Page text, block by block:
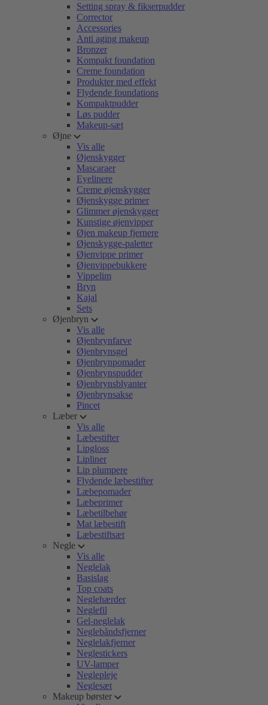
Setting spray & fikserpudder
Corrector
Accessories
Anti aging makeup
Bronzer
Kompakt foundation
Creme foundation
Produkter med effekt
Flydende foundations
Kompaktpudder
Løs pudder
Makeup-sæt
Øjne
Vis alle
Øjenskygger
Mascaraer
Eyelinere
Creme øjenskygger
Øjenskygge primer
Glimmer øjenskygger
Kunstige øjenvipper
Øjen makeup fjernere
Øjenskygge-paletter
Øjenvippe primer
Øjenvippebukkere
Vippelim
Bryn
Kajal
Sets
Øjenbryn
Vis alle
Øjenbrynfarve
Øjenbrynsgel
Øjenbrynpomader
Øjenbrynspudder
Øjenbrynsblyanter
Øjenbrynsakse
Pincet
Læber
Vis alle
Læbestifter
Lipgloss
Lipliner
Lip plumpere
Flydende læbestifter
Læbepomader
Læbeprimer
Læbetilbehør
Mat læbestift
Læbestiftsæt
Negle
Vis alle
Neglelak
Basislag
Top coats
Neglehærder
Neglefil
Gel-neglelak
Neglebåndsfjerner
Neglelakfjerner
Neglestickers
UV-lamper
Neglepleje
Neglesæt
Makeup børster